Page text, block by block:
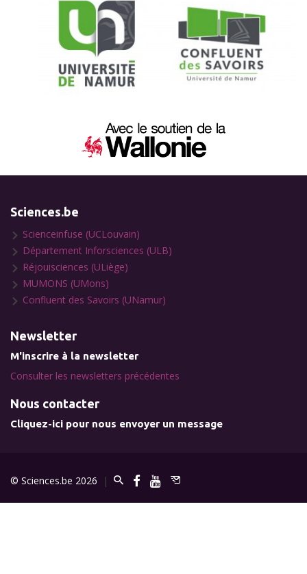
Sciences.be
Scienceinfuse (UCLouvain)
Département Inforsciences (ULB)
Réjouisciences (ULiège)
MUMONS (UMons)
Confluent des Savoirs (UNamur)
Newsletter
M'inscrire à la newsletter
Consulter les newsletters précédentes
Nous contacter
Cliquez-ici pour nous envoyer un message
© Sciences.be 2026 |